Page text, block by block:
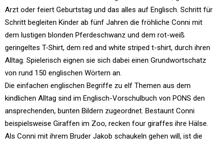
Arzt oder feiert Geburtstag und das alles auf Englisch. Schritt für
Schritt begleiten Kinder ab fünf Jahren die fröhliche Conni mit
dem lustigen blonden Pferdeschwanz und dem rot-weiß
geringeltes T-Shirt, dem red and white striped t-shirt, durch ihren
Alltag. Spielerisch eignen sie sich dabei einen Grundwortschatz
von rund 150 englischen Wörtern an.
Die einfachen englischen Begriffe zu elf Themen aus dem
kindlichen Alltag sind im Englisch-Vorschulbuch von PONS den
ansprechenden, bunten Bildern zugeordnet. Bestaunt Conni
beispielsweise Giraffen im Zoo, recken four giraffes ihre Hälse.
Als Conni mit ihrem Bruder Jakob schaukeln gehen will, ist die